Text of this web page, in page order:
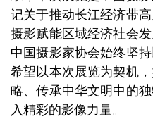
记关于推动长江经济带
摄影赋能区域经济社会
中国摄影家协会始终坚
希望以本次展览为契机
略、传承中华文明中的
入精彩的影像力量。